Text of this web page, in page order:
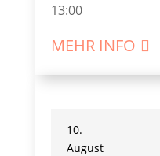
13:00
MEHR INFO
10.
August